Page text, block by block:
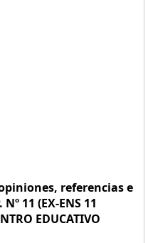
referencias e
11 (EX-ENS 11
EDUCATIVO